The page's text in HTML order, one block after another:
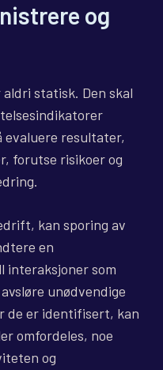
og
statisk. Den skal
evaluere resultater,
forutse risikoer og
kan sporing av
en
interaksjoner som
unødvendige
de er identifisert, kan
omfordeles, noe
og